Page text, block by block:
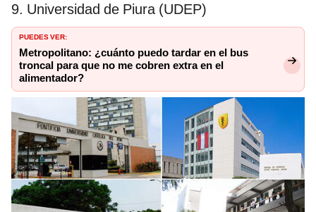
9. Universidad de Piura (UDEP)
PUEDES VER:
Metropolitano: ¿cuánto puedo tardar en el bus
troncal para que no me cobren extra en el
alimentador?